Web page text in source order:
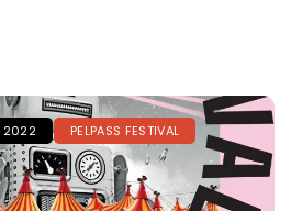
2022 PELPASS FESTIVAL